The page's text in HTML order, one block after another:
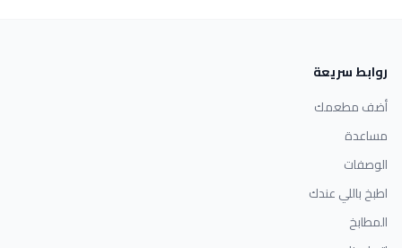
روابط سريعة
أضف مطعمك
مساعدة
الوصفات
اطبخ باللي عندك
المطابخ